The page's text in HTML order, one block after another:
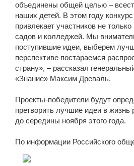
объединены общей целью –
наших детей. В этом году
привлекает участников не
садов и колледжей. Мы
поступившие идеи, выберем
перспективе постараемся
страну», – рассказал
«Знание» Максим Древаль.
Проекты-победители будут
претворить лучшие идеи в жизнь
до середины ноября этого года.
По информации Российского